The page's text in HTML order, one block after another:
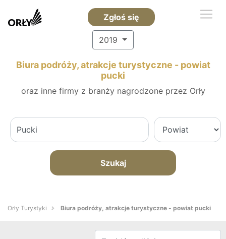
Zgłoś się
2019
Biura podróży, atrakcje turystyczne - powiat
pucki
oraz inne firmy z branży nagrodzone przez Orły
Szukaj
Orły Turystyki Biura podróży, atrakcje turystyczne - powiat pucki